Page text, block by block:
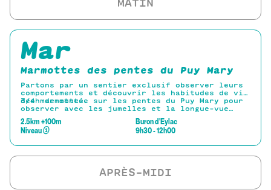
Mar
Marmottes des pentes du Puy Mary
Partons par un sentier exclusif observer leurs
comportements et découvrir les habitudes de vie
des marmottes.
3/4h de montée sur les pentes du Puy Mary pour
observer avec les jumelles et la longue-vue
paysage.
Descente discrète par le Cirque de l’Impradine
2.5km +100m
Niveau①
Buron d'Eylac
9h30 - 12h00